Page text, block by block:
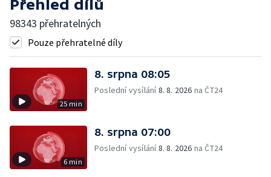
Přehled dílů
98343 přehratelných
Pouze přehratelné díly
25 min
8. srpna 08:05
Poslední vysílání8. 8. 2026 na ČT24
6 min
8. srpna 07:00
Poslední vysílání8. 8. 2026 na ČT24